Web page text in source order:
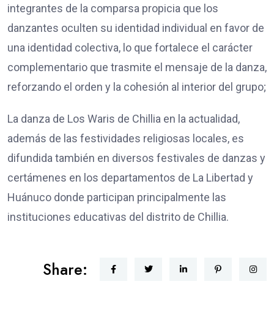
integrantes de la comparsa propicia que los
danzantes oculten su identidad individual en favor de
una identidad colectiva, lo que fortalece el carácter
complementario que trasmite el mensaje de la danza,
reforzando el orden y la cohesión al interior del grupo;
La danza de Los Waris de Chillia en la actualidad,
además de las festividades religiosas locales, es
difundida también en diversos festivales de danzas y
certámenes en los departamentos de La Libertad y
Huánuco donde participan principalmente las
instituciones educativas del distrito de Chillia.
Share: